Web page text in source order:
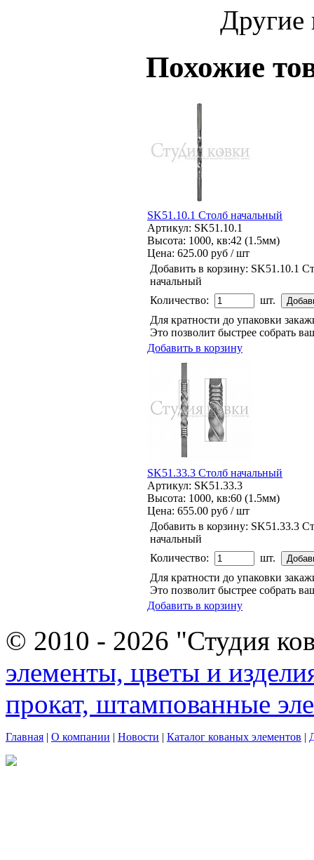
Другие
Похожие
SK51.10.1 Столб начальный
Артикул: SK51.10.1
Высота: 1000, кв:42 (1.5мм)
Цена: 625.00 руб / шт
Добавить в корзину: SK51.10.1
начальный
Количество:
шт.
Для кратности до упаковки
Это позволит быстрее собрать
Добавить в корзину
SK51.33.3 Столб начальный
Артикул: SK51.33.3
Высота: 1000, кв:60 (1.5мм)
Цена: 655.00 руб / шт
Добавить в корзину: SK51.33.3
начальный
Количество:
шт.
Для кратности до упаковки
Это позволит быстрее собрать
Добавить в корзину
© 2010 - 2026 "Студия
элементы, цветы и
прокат, штампованные
Главная | О компании | Новости | Каталог кованых элементов |